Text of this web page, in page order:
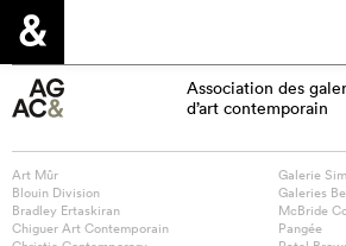
Association des
d’art contemporain
Art Mûr
Blouin Division
Bradley Ertaskiran
Chiguer Art Contemporain
Galerie
Galeries
McBride
Pangée